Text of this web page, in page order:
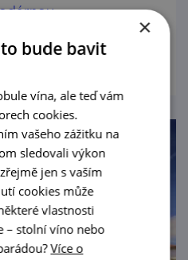
×
bude bavit
vína, ale teď vám
cookies.
vašeho zážitku na
sledovali výkon
jen s vaším
cookies může
vlastnosti
– stolní víno nebo
Více o